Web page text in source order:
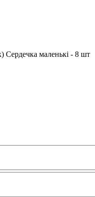
Сердечка маленькі - 8 шт